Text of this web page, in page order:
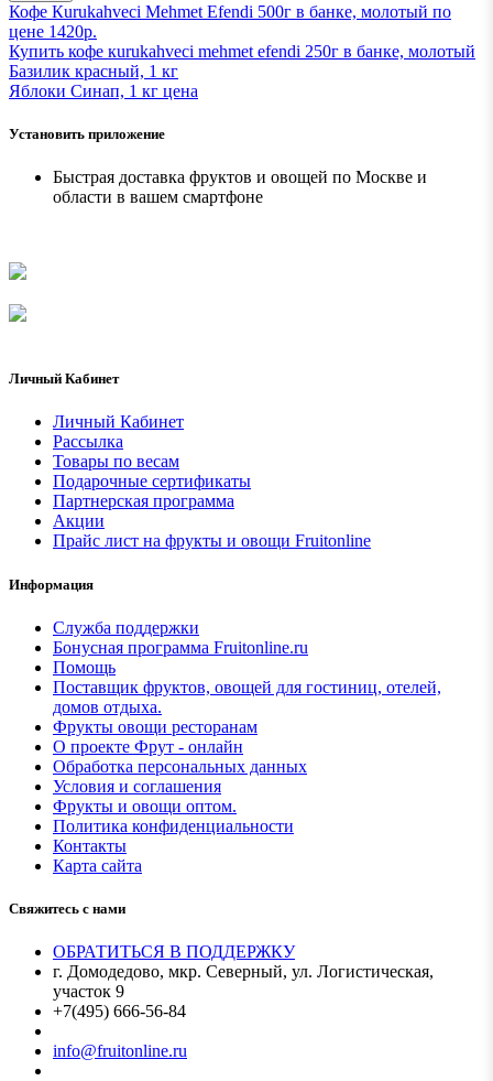
Кофе Кurukahveci Mehmet Efendi 500г в банке, молотый по
цене 1420р.
Купить кофе кurukahveci mehmet efendi 250г в банке, молотый
Базилик красный, 1 кг
Яблоки Синап, 1 кг ценa
Установить приложение
Быстрая доставка фруктов и овощей по Москве и
области в вашем смартфоне
Личный Кабинет
Личный Кабинет
Рассылка
Товары по весам
Подарочные сертификаты
Партнерская программа
Акции
Прайс лист на фрукты и овощи Fruitonline
Информация
Служба поддержки
Бонусная программа Fruitonline.ru
Помощь
Поставщик фруктов, овощей для гостиниц, отелей,
домов отдыха.
Фрукты овощи ресторанам
О проекте Фрут - онлайн
Обработка персональных данных
Условия и соглашения
Фрукты и овощи оптом.
Политика конфиденциальности
Контакты
Карта сайта
Свяжитесь с нами
ОБРАТИТЬСЯ В ПОДДЕРЖКУ
г. Домодедово, мкр. Северный, ул. Логистическая,
участок 9
+7(495) 666-56-84
info@fruitonline.ru